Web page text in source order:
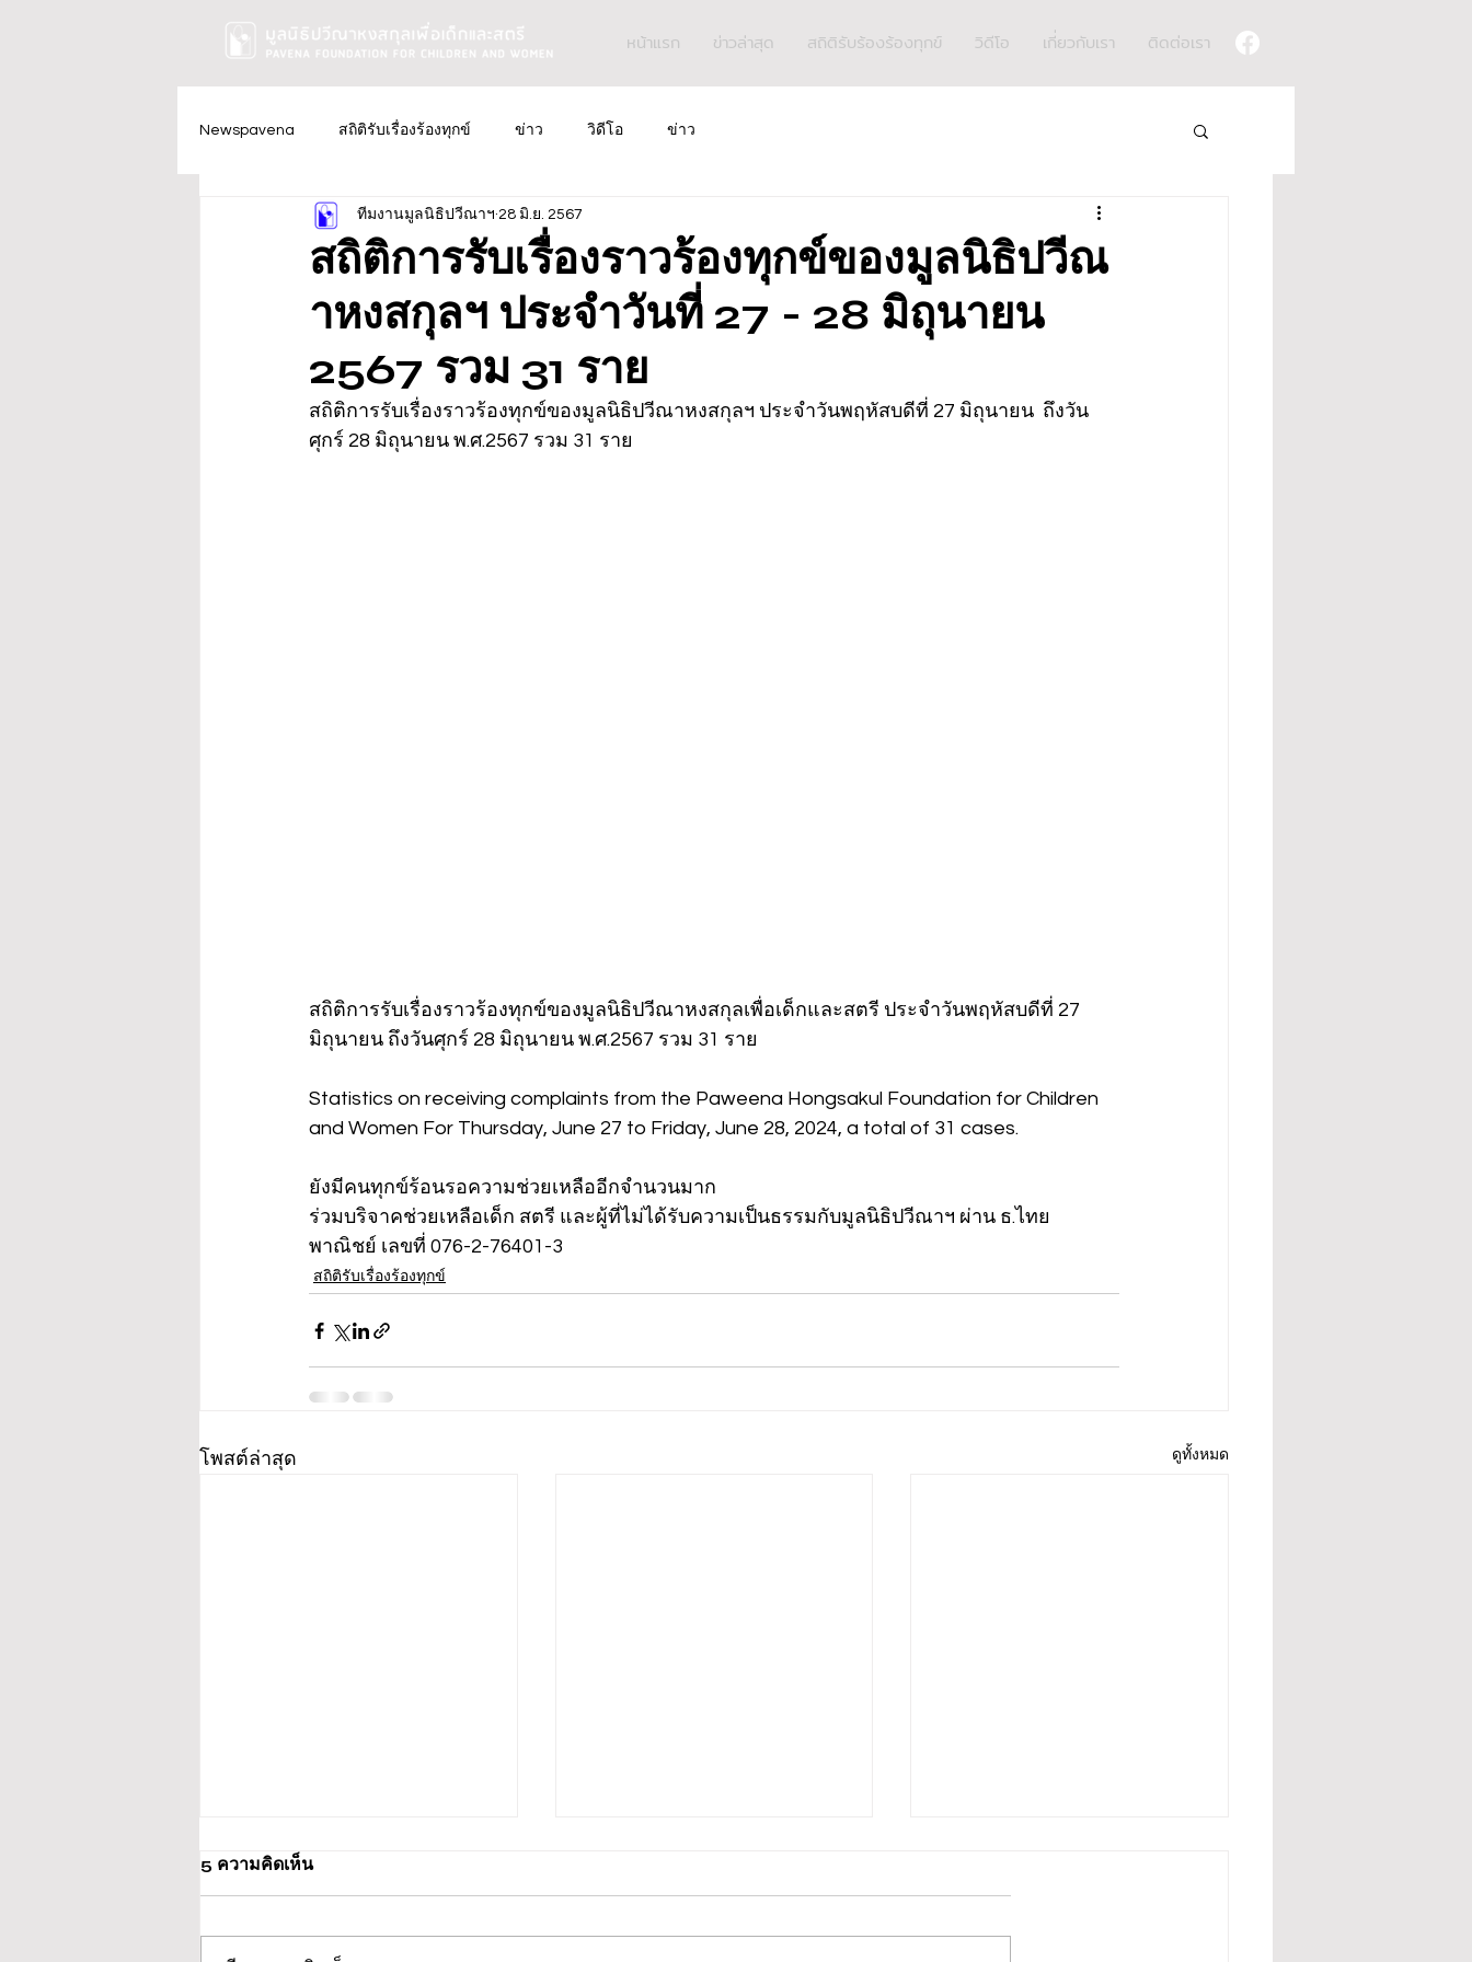
หน้าแรก ข่าวล่าสุด สถิติรับร้องร้องทุกข์ วิดีโอ เกี่ยวกับเรา ติดต่อเรา
Newspavena สถิติรับเรื่องร้องทุกข์ ข่าว วิดีโอ ข่าว
สถิติการรับเรื่องราวร้องทุกข์ของมูลนิธิปวีณ
าหงสกุลฯ ประจำวันที่ 27 - 28 มิถุนายน
2567 รวม 31 ราย
ทีมงานมูลนิธิปวีณาฯ 28 มิ.ย. 2567
สถิติการรับเรื่องราวร้องทุกข์ของมูลนิธิปวีณาหงสกุลฯ ประจำวันพฤหัสบดีที่ 27 มิถุนายน  ถึงวัน
ศุกร์ 28 มิถุนายน พ.ศ.2567 รวม 31 ราย
สถิติการรับเรื่องราวร้องทุกข์ของมูลนิธิปวีณาหงสกุลเพื่อเด็กและสตรี ประจำวันพฤหัสบดีที่ 27
มิถุนายน ถึงวันศุกร์ 28 มิถุนายน พ.ศ.2567 รวม 31 ราย
Statistics on receiving complaints from the Paweena Hongsakul Foundation for Children
and Women For Thursday, June 27 to Friday, June 28, 2024, a total of 31 cases.
ยังมีคนทุกข์ร้อนรอความช่วยเหลืออีกจำนวนมาก
ร่วมบริจาคช่วยเหลือเด็ก สตรี และผู้ที่ไม่ได้รับความเป็นธรรมกับมูลนิธิปวีณาฯ ผ่าน ธ.ไทย
พาณิชย์ เลขที่ 076-2-76401-3
สถิติรับเรื่องร้องทุกข์
โพสต์ล่าสุด ดูทั้งหมด
5 ความคิดเห็น